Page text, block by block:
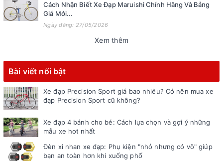
Cách Nhận Biết Xe Đạp Maruishi Chính Hãng Và Bảng
Giá Mới...
Ngày đăng: 27/05/2026
Xem thêm
Bài viết nổi bật
Xe đạp Precision Sport giá bao nhiêu? Có nên mua xe
đạp Precision Sport cũ không?
Xe đạp 4 bánh cho bé: Cách lựa chọn và gợi ý những
mẫu xe hot nhất
Đèn xi nhan xe đạp: Phụ kiện "nhỏ nhưng có võ" giúp
bạn an toàn hơn khi xuống phố